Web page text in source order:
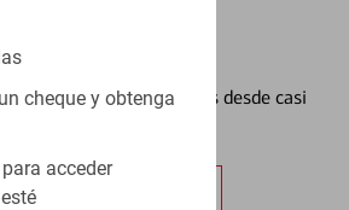
cheque y obtenga
acceder
Alertas³
el control de sus finanzas desde casi
más información